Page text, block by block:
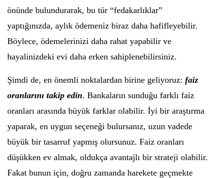
önünde bulundurarak, bu tür “fedakarlıklar”
yaptığınızda, aylık ödemeniz biraz daha hafifleyebilir.
Böylece, ödemelerinizi daha rahat yapabilir ve
hayalinizdeki evi daha erken sahiplenebilirsiniz.
Şimdi de, en önemli noktalardan birine geliyoruz: faiz
oranlarını takip edin. Bankaların sunduğu farklı faiz
oranları arasında büyük farklar olabilir. İyi bir araştırma
yaparak, en uygun seçeneği bulursanız, uzun vadede
büyük bir tasarruf yapmış olursunuz. Faiz oranları
düşükken ev almak, oldukça avantajlı bir strateji olabilir.
Fakat bunun için, doğru zamanda harekete geçmekte